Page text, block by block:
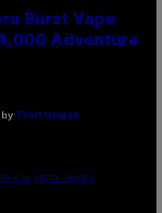
Burst Vape
Adventure
by Ysolt Usigan
VIA GETTY IMAGES